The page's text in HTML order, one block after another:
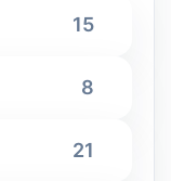
15
8
21